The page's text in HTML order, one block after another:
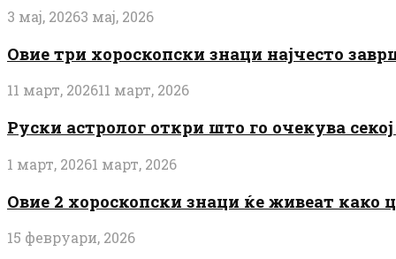
3 мај, 20263 мај, 2026
Овие три хороскопски знаци најчесто
11 март, 202611 март, 2026
Руски астролог откри што го очекува
1 март, 20261 март, 2026
Овие 2 хороскопски знаци ќе живеат како
15 февруари, 2026